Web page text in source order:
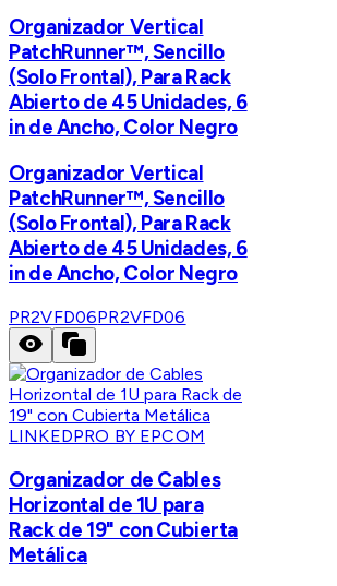
Organizador Vertical
PatchRunner™, Sencillo
(Solo Frontal), Para Rack
Abierto de 45 Unidades, 6
in de Ancho, Color Negro
Organizador Vertical
PatchRunner™, Sencillo
(Solo Frontal), Para Rack
Abierto de 45 Unidades, 6
in de Ancho, Color Negro
PR2VFD06PR2VFD06
LINKEDPRO BY EPCOM
Organizador de Cables
Horizontal de 1U para
Rack de 19" con Cubierta
Metálica